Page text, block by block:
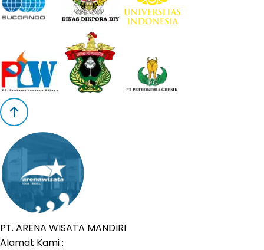
PT. ARENA WISATA MANDIRI
Alamat Kami :